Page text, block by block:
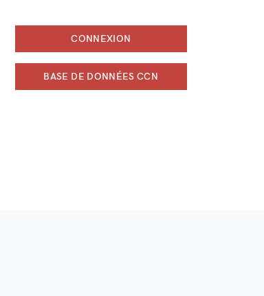
CONNEXION
BASE DE DONNÉES CCN